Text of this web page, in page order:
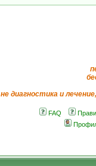
не диагностика и
FAQ